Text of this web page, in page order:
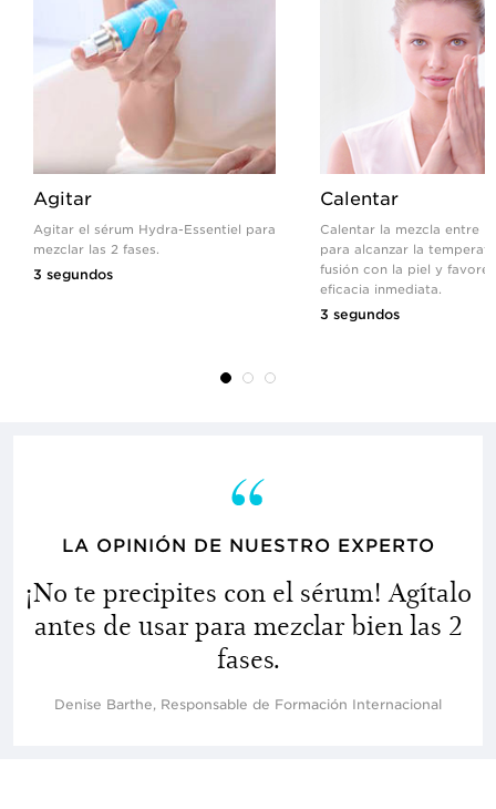
Agitar
Agitar el sérum Hydra-Essentiel para
mezclar las 2 fases.
3 segundos
Calentar
Calentar la mezcla entre
para alcanzar la
fusión con la piel y
eficacia inmediata.
3 segundos
LA OPINIÓN DE NUESTRO EXPERTO
¡No te precipites con el sérum! Agítalo
antes de usar para mezclar bien las 2
fases.
Denise Barthe, Responsable de Formación Internacional